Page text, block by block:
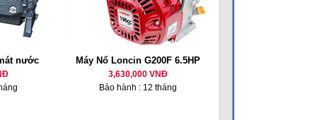
nước Máy Nổ Loncin G200F 6.5HP
3,630,000 VNĐ
Bảo hành : 12 tháng